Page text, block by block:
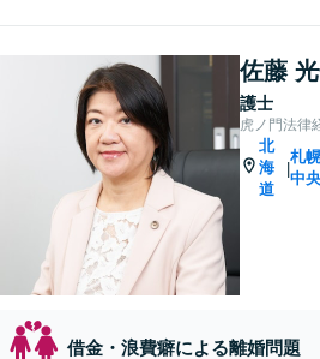
佐藤
護士
虎ノ門法律
北
海
道
|
札
中
借金・浪費癖による離婚問題